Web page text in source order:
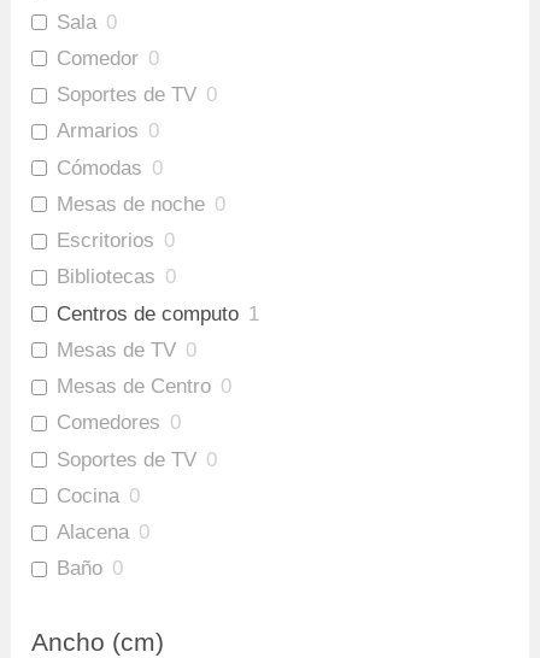
Sala 0
Comedor 0
Soportes de TV 0
Armarios 0
Cómodas 0
Mesas de noche 0
Escritorios 0
Bibliotecas 0
Centros de computo 1
Mesas de TV 0
Mesas de Centro 0
Comedores 0
Soportes de TV 0
Cocina 0
Alacena 0
Baño 0
Mueble Bar
Ancho (cm)